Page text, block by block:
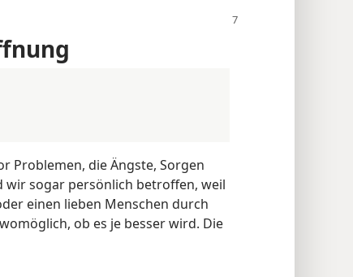
Problemen, die Ängste, Sorgen
wir sogar persönlich betroffen, weil
einen lieben Menschen durch
ob es je besser wird. Die